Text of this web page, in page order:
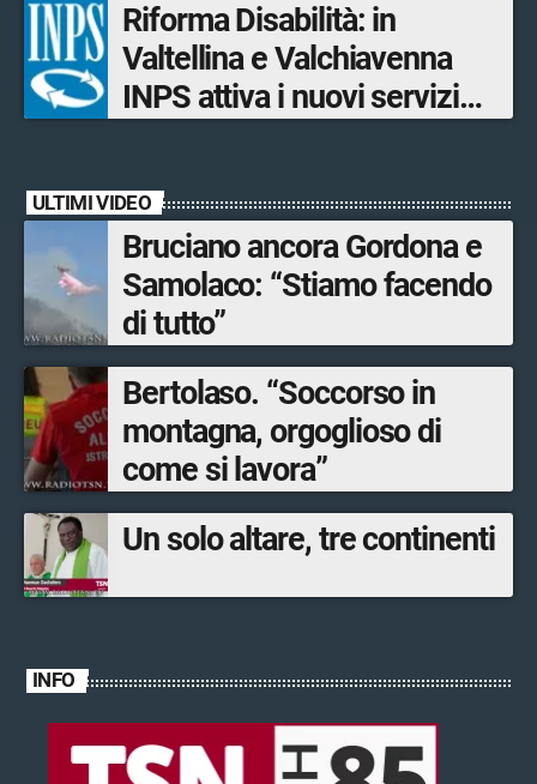
servizio
Riforma Disabilità: in
Valtellina e Valchiavenna
INPS attiva i nuovi servizi
ULTIMI VIDEO
Bruciano ancora Gordona e
Samolaco: “Stiamo facendo
di tutto”
Bertolaso. “Soccorso in
montagna, orgoglioso di
come si lavora”
Un solo altare, tre continenti
INFO